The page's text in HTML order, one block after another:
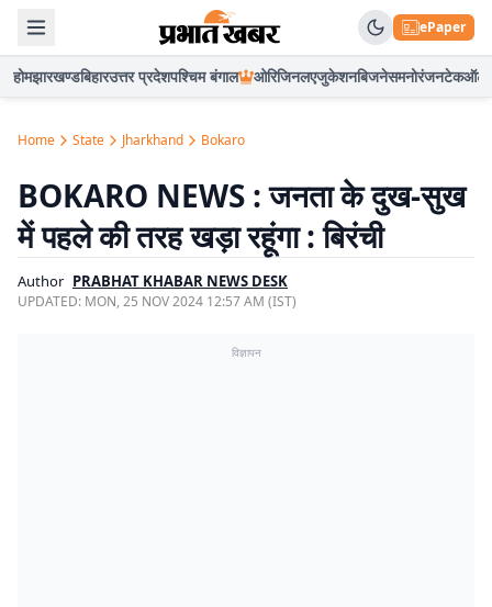
ePaper
होमझारखण्डबिहारउत्तर प्रदेशपश्चिम बंगाल ओरिजिनलएजुकेशनबिजनेसमनोरंजनटेकऑटो
Home State Jharkhand Bokaro
BOKARO NEWS : जनता के दुख-सुख
में पहले की तरह खड़ा रहूंगा : बिरंची
Author PRABHAT KHABAR NEWS DESK
UPDATED: MON, 25 NOV 2024 12:57 AM (IST)
विज्ञापन